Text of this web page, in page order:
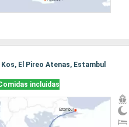
El Pireo Atenas, Estambul
incluidas